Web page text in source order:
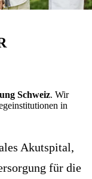
Schweiz. Wir
in
Akutspital,
für die